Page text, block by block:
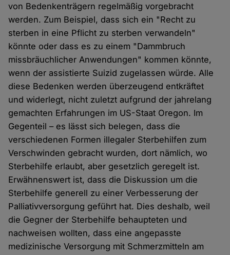
von Bedenkenträgern regelmäßig vorgebracht
werden. Zum Beispiel, dass sich ein "Recht zu
sterben in eine Pflicht zu sterben verwandeln"
könnte oder dass es zu einem "Dammbruch
missbräuchlicher Anwendungen" kommen könnte,
wenn der assistierte Suizid zugelassen würde. Alle
diese Bedenken werden überzeugend entkräftet
und widerlegt, nicht zuletzt aufgrund der jahrelang
gemachten Erfahrungen im US-Staat Oregon. Im
Gegenteil – es lässt sich belegen, dass die
verschiedenen Formen illegaler Sterbehilfen zum
Verschwinden gebracht wurden, dort nämlich, wo
Sterbehilfe erlaubt, aber gesetzlich geregelt ist.
Erwähnenswert ist, dass die Diskussion um die
Sterbehilfe generell zu einer Verbesserung der
Palliativversorgung geführt hat. Dies deshalb, weil
die Gegner der Sterbehilfe behaupteten und
nachweisen wollten, dass eine angepasste
medizinische Versorgung mit Schmerzmitteln am